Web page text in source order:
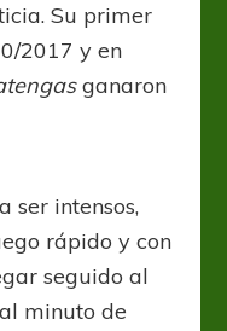
Su primer
2017 y en
ganaron
ser intensos,
rápido y con
seguido al
minuto de